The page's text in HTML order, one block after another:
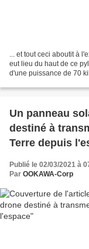
... et tout ceci aboutit à
eut lieu du haut de ce
d'une puissance de 70
Un panneau
destiné à
Terre depuis
Publié le 02/03/2021 à
Par OOKAWA-Corp